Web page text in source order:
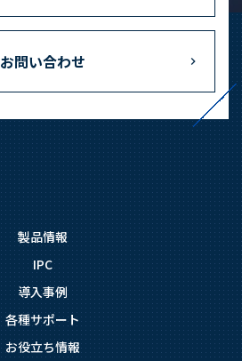
お問い合わせ
製品情報
IPC
導入事例
各種サポート
お役立ち情報